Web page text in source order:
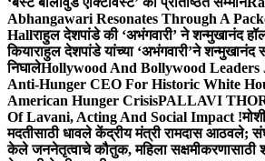
Abhangawari Resonates Through A
Hallराहुल देशपांडे की ‘अभंगवारी’ ने शन्मुखानंद
कियाराहुल देशपांडे यांच्या ‘अभंगवारी’ने शन्मुखानंद
निघालेHollywood And Bollywood Leaders
Anti-Hunger CEO For Historic White
American Hunger CrisisPALLAVI
Of Lavani, Acting And Social Impact !
मदतीसाठी धावले केंद्रीय मंत्री रामदास आठवले;
केले जननेतृत्वाचे कौतुक, महिला सक्षमीकरणासाठी